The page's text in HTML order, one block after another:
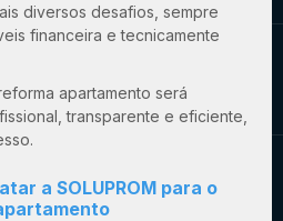
diversos desafios, sempre
financeira e tecnicamente
apartamento será
transparente e eficiente,
a SOLUPROM para o